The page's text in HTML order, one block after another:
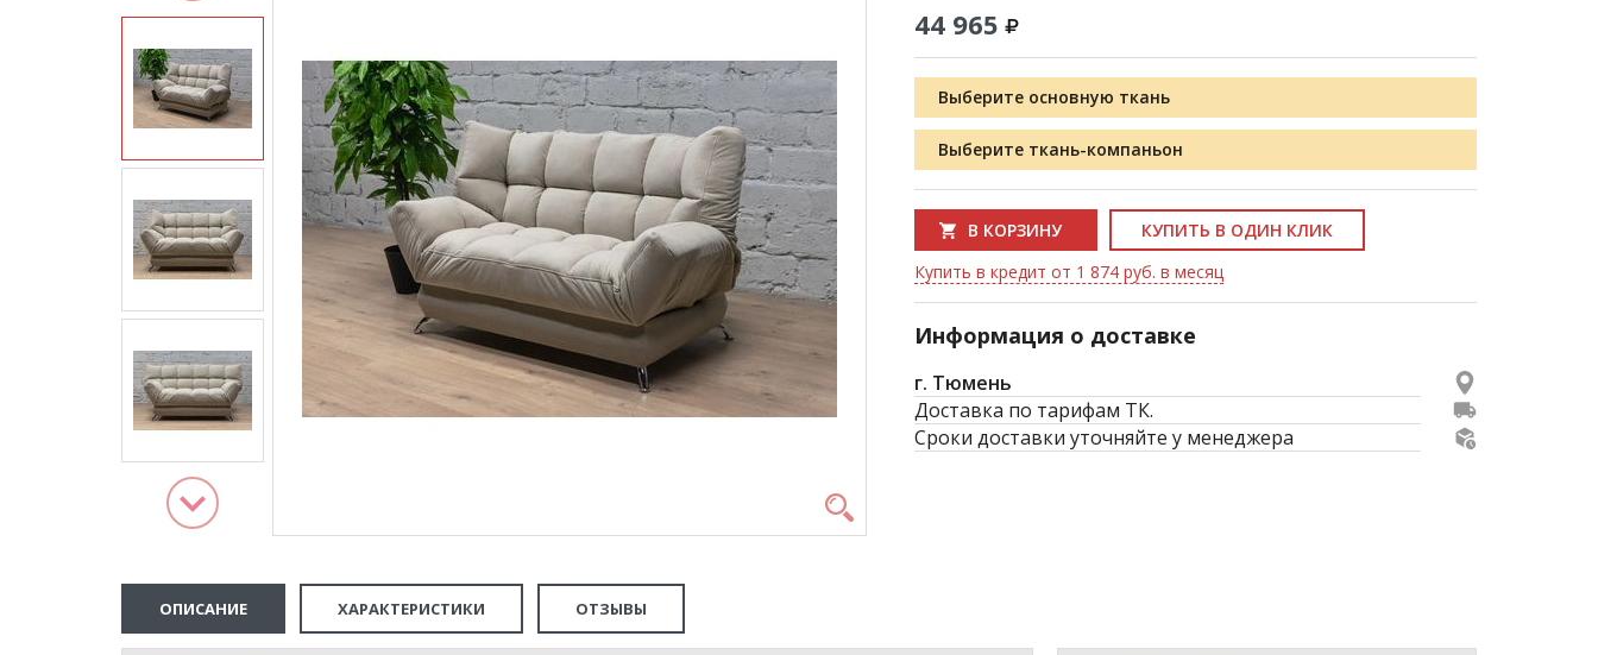
44 965
Выберите основную ткань
Выберите ткань-компаньон
В КОРЗИНУ
КУПИТЬ В ОДИН КЛИК
Купить в кредит от 1 874 руб. в месяц
Информация о доставке
г. Тюмень
Доставка по тарифам ТК.
Сроки доставки уточняйте у менеджера
ОПИСАНИЕ ХАРАКТЕРИСТИКИ ОТЗЫВЫ